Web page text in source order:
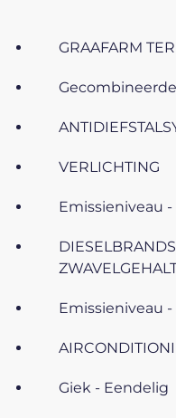
GRAAFARM
VERLICHTING
Emissieniveau -
Emissieniveau -
Giek - Eendelig